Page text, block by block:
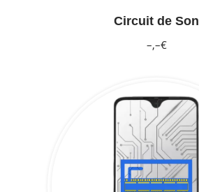
Circuit de Son
–,–€